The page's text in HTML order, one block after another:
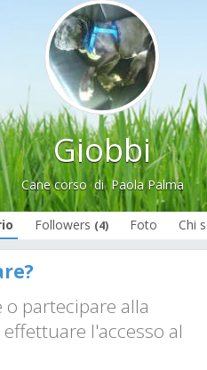
Giobbi
Cane corsodiPaola Palma
Followers (4) Foto Chi
partecipare alla
l'accesso al